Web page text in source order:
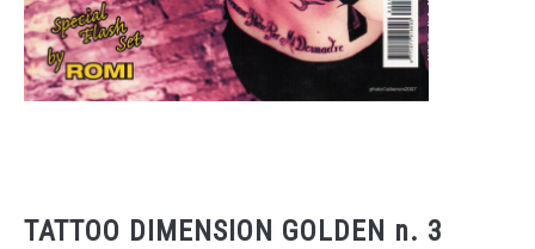
TATTOO DIMENSION GOLDEN n. 3